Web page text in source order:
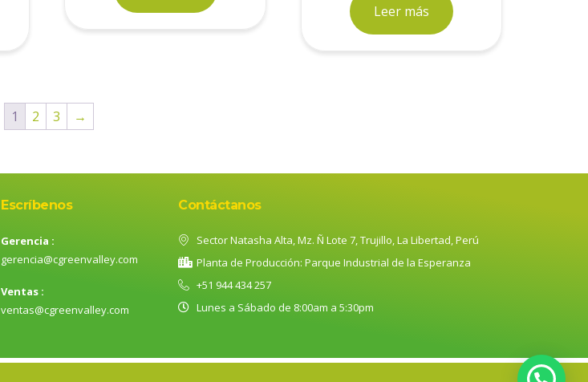
Leer más
1 2 3 →
Escríbenos
Gerencia :
gerencia@cgreenvalley.com
Ventas :
ventas@cgreenvalley.com
Contáctanos
Sector Natasha Alta, Mz. Ñ Lote 7, Trujillo, La Libertad, Perú
Planta de Producción: Parque Industrial de la Esperanza
+51 944 434 257
Lunes a Sábado de 8:00am a 5:30pm